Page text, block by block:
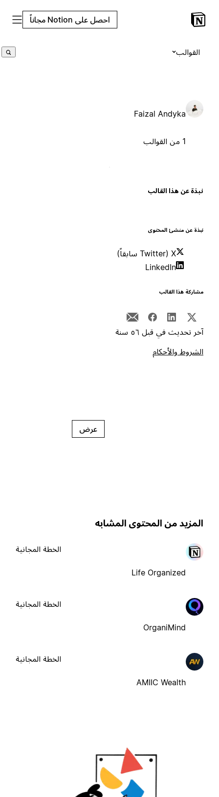
احصل على Notion مجاناً
القوالب
Faizal Andyka
عن هذا القالب
عن منشئ المحتوى
LinkedIn
هذا القالب
تحديث في قبل ٥٦ سنة
والأحكام
عرض
من المحتوى المشابه
Life Organized
الخطة المجانية
OrganiMind
الخطة المجانية
AMIIC Wealth
الخطة المجانية